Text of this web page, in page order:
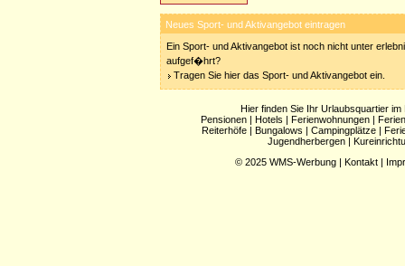
Neues Sport- und Aktivangebot eintragen
Ein Sport- und Aktivangebot ist noch nicht unter
aufgef�hrt?
Tragen Sie hier das Sport- und Aktivangebot ein.
Hier finden Sie Ihr Urlaubsquartier im
Pensionen| Hotels | Ferienwohnungen|
Reiterhöfe | Bungalows | Campingplätze |
Jugendherbergen |
© 2025 WMS-Werbung | Kontakt |